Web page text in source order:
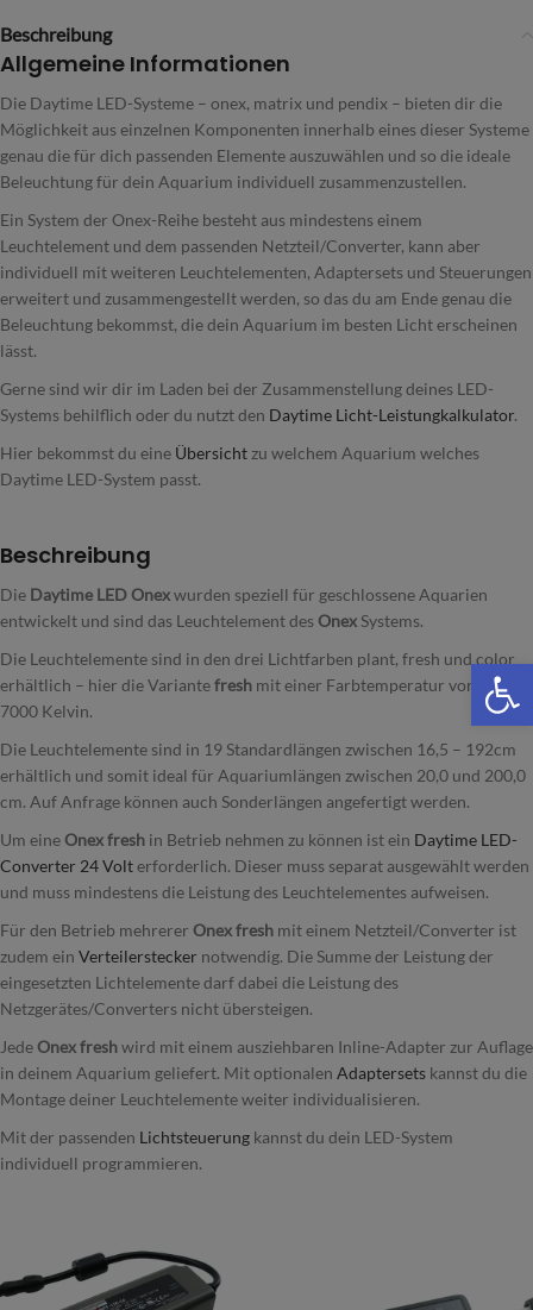
Beschreibung
Allgemeine Informationen
Die Daytime LED-Systeme – onex, matrix und pendix – bieten dir die
Möglichkeit aus einzelnen Komponenten innerhalb eines dieser Systeme
genau die für dich passenden Elemente auszuwählen und so die ideale
Beleuchtung für dein Aquarium individuell zusammenzustellen.
Ein System der Onex-Reihe besteht aus mindestens einem
Leuchtelement und dem passenden Netzteil/Converter, kann aber
individuell mit weiteren Leuchtelementen, Adaptersets und Steuerungen
erweitert und zusammengestellt werden, so das du am Ende genau die
Beleuchtung bekommst, die dein Aquarium im besten Licht erscheinen
lässt.
Gerne sind wir dir im Laden bei der Zusammenstellung deines LED-
Systems behilflich oder du nutzt den Daytime Licht-Leistungkalkulator.
Hier bekommst du eine Übersicht zu welchem Aquarium welches
Daytime LED-System passt.
Beschreibung
Die Daytime LED Onexwurden speziell für geschlossene Aquarien
entwickelt und sind das Leuchtelement des Onex Systems.
Die Leuchtelemente sind in den drei Lichtfarben plant, fresh und color
erhältlich – hier die Variantefresh mit einer Farbtemperatur von 6000 –
7000 Kelvin.
Die Leuchtelemente sind in 19 Standardlängen zwischen 16,5 – 192cm
erhältlich und somit ideal für Aquariumlängen zwischen 20,0 und 200,0
cm. Auf Anfrage können auch Sonderlängen angefertigt werden.
Um eine Onexfresh in Betrieb nehmen zu können ist ein Daytime LED-
Converter 24 Volterforderlich. Dieser muss separat ausgewählt werden
und muss mindestens die Leistung des Leuchtelementes aufweisen.
Für den Betrieb mehrerer Onex fresh mit einem Netzteil/Converter ist
zudem ein Verteilerstecker notwendig. Die Summe der Leistung der
eingesetzten Lichtelemente darf dabei die Leistung des
Netzgerätes/Converters nicht übersteigen.
Jede Onex freshwird mit einem ausziehbaren Inline-Adapter zur Auflage
in deinem Aquarium geliefert. Mit optionalen Adaptersets kannst du die
Montage deiner Leuchtelemente weiter individualisieren.
Mit der passenden Lichtsteuerung kannst du dein LED-System
individuell programmieren.